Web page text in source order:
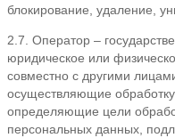
блокирование, удаление,
2.7. Оператор –
юридическое или
совместно с другими
осуществляющие
определяющие цели
персональных данных,